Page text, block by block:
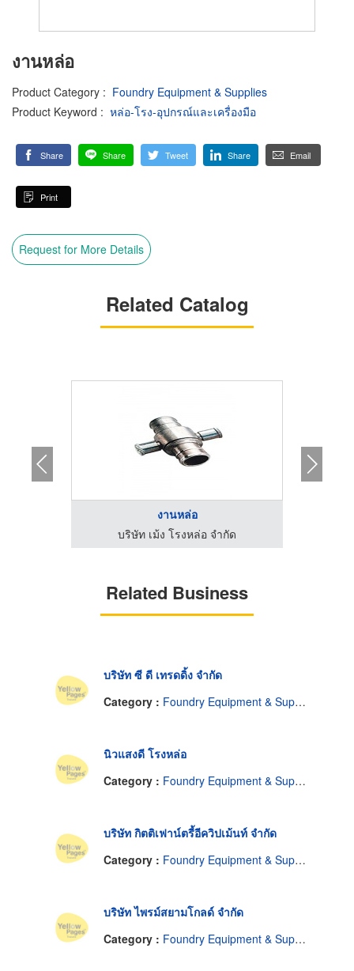
งานหล่อ
Product Category : Foundry Equipment & Supplies
Product Keyword : หล่อ-โรง-อุปกรณ์และเครื่องมือ
Share Share Tweet Share Email
Print
Request for More Details
Related Catalog
งานหล่อ
บริษัท เม้ง โรงหล่อ จำกัด
Related Business
บริษัท ซี ดี เทรดดิ้ง จำกัด
Category : Foundry Equipment & Supplies
นิวแสงดี โรงหล่อ
Category : Foundry Equipment & Supplies
บริษัท กิตติเฟาน์ตรี้อีควิปเม้นท์ จำกัด
Category : Foundry Equipment & Supplies
บริษัท ไพรม์สยามโกลด์ จำกัด
Category : Foundry Equipment & Supplies